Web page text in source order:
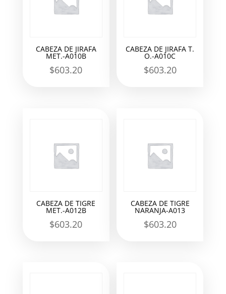
CABEZA DE JIRAFA
MET.-A010B
$603.20
CABEZA DE JIRAFA T.
O.-A010C
$603.20
CABEZA DE TIGRE
MET.-A012B
$603.20
CABEZA DE TIGRE
NARANJA-A013
$603.20